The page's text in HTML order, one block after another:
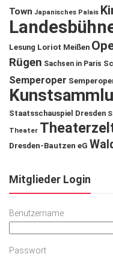
Town Japanisches Palais
Lesung Loriot Meißen
Rügen Sachsen in Paris
Semperoper
Staatsschauspiel Dresden
Theater
Dresden-Bautzen eG
Mitglieder Login
Benutzername
Passwort